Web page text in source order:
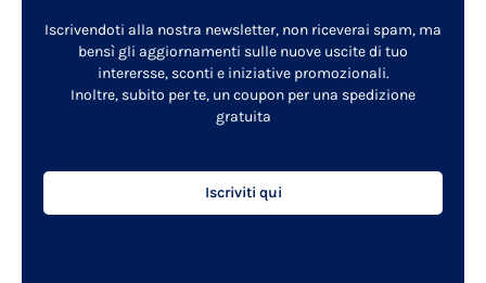
Iscrivendoti alla nostra newsletter, non riceverai spam, ma
bensì gli aggiornamenti sulle nuove uscite di tuo
interersse, sconti e iniziative promozionali.
Inoltre, subito per te, un coupon per una spedizione
gratuita
Iscriviti qui